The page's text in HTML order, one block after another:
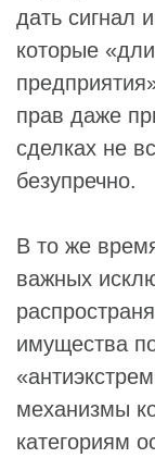
дать сигнал
которые
прав даже
сделках не
безупречно.
В то же
важных
имущества
механизмы
категориям